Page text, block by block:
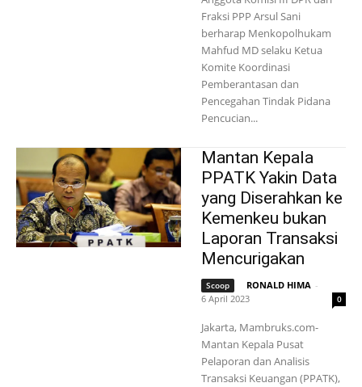
Fraksi PPP Arsul Sani
berharap Menkopolhukam
Mahfud MD selaku Ketua
Komite Koordinasi
Pemberantasan dan
Pencegahan Tindak Pidana
Pencucian...
Mantan Kepala
PPATK Yakin Data
yang Diserahkan ke
Kemenkeu bukan
Laporan Transaksi
Mencurigakan
Scoop RONALD HIMA -
6 April 2023
0
Jakarta, Mambruks.com-
Mantan Kepala Pusat
Pelaporan dan Analisis
Transaksi Keuangan (PPATK),